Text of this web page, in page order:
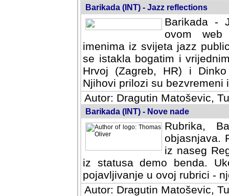
Barikada (INT) - Jazz reflections
Barikada -
ovom web
imenima iz svijeta jazz
se istakla bogatim i
Hrvoj (Zagreb, HR) i
Njihovi prilozi su bezvremeni
Autor: Dragutin Matoševic,
Barikada (INT) - Nove nade
Rubrika,
objasnjava.
iz naseg
iz statusa demo benda.
pojavljivanje u ovoj rubrici -
Autor: Dragutin Matoševic,